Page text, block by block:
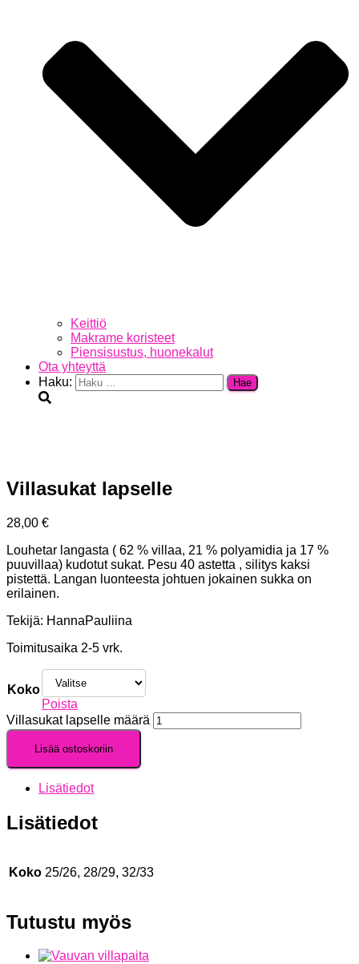
Keittiö
Makrame koristeet
Piensisustus, huonekalut
Ota yhteyttä
Haku:
Villasukat lapselle
28,00 €
Louhetar langasta ( 62 % villaa, 21 % polyamidia ja 17 %
puuvillaa) kudotut sukat. Pesu 40 astetta , silitys kaksi
pistettä. Langan luonteesta johtuen jokainen sukka on
erilainen.
Tekijä: HannaPauliina
Toimitusaika 2-5 vrk.
Koko
Poista
Villasukat lapselle määrä
Lisää ostoskoriin
Lisätiedot
Lisätiedot
Koko 25/26, 28/29, 32/33
Tutustu myös